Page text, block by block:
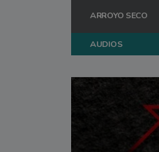
ARROYO SECO
AUDIOS